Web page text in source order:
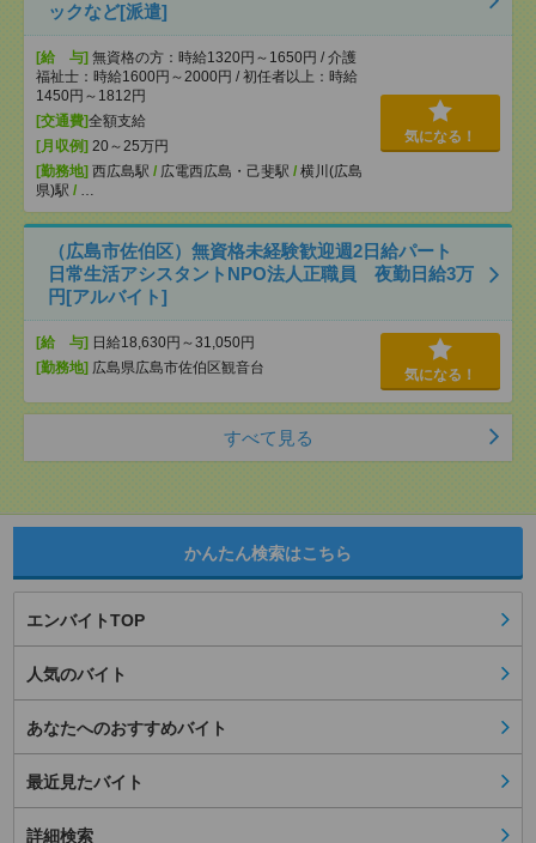
ックなど[派遣]
[給 与] 無資格の方：時給1320円～1650円 / 介護
福祉士：時給1600円～2000円 / 初任者以上：時給
1450円～1812円
[交通費]全額支給
[月収例] 20～25万円
[勤務地] 西広島駅 / 広電西広島・己斐駅 / 横川(広島
県)駅 / …
気になる！
（広島市佐伯区）無資格未経験歓迎週2日給パート
日常生活アシスタントNPO法人正職員 夜勤日給3万
円[アルバイト]
[給 与] 日給18,630円～31,050円
[勤務地] 広島県広島市佐伯区観音台 気になる！
すべて見る
かんたん検索はこちら
エンバイトTOP
人気のバイト
あなたへのおすすめバイト
最近見たバイト
詳細検索